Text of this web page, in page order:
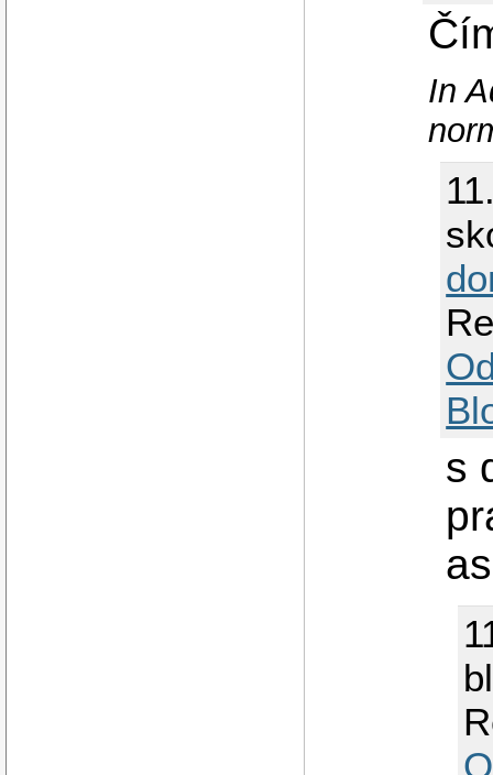
In
s